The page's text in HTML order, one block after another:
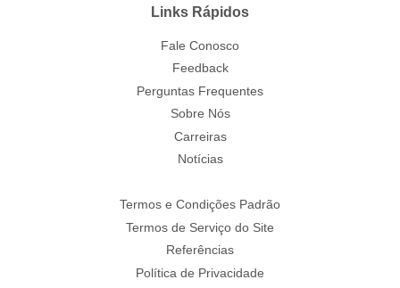
Links Rápidos
Fale Conosco
Feedback
Perguntas Frequentes
Sobre Nós
Carreiras
Notícias
Termos e Condições Padrão
Termos de Serviço do Site
Referências
Política de Privacidade